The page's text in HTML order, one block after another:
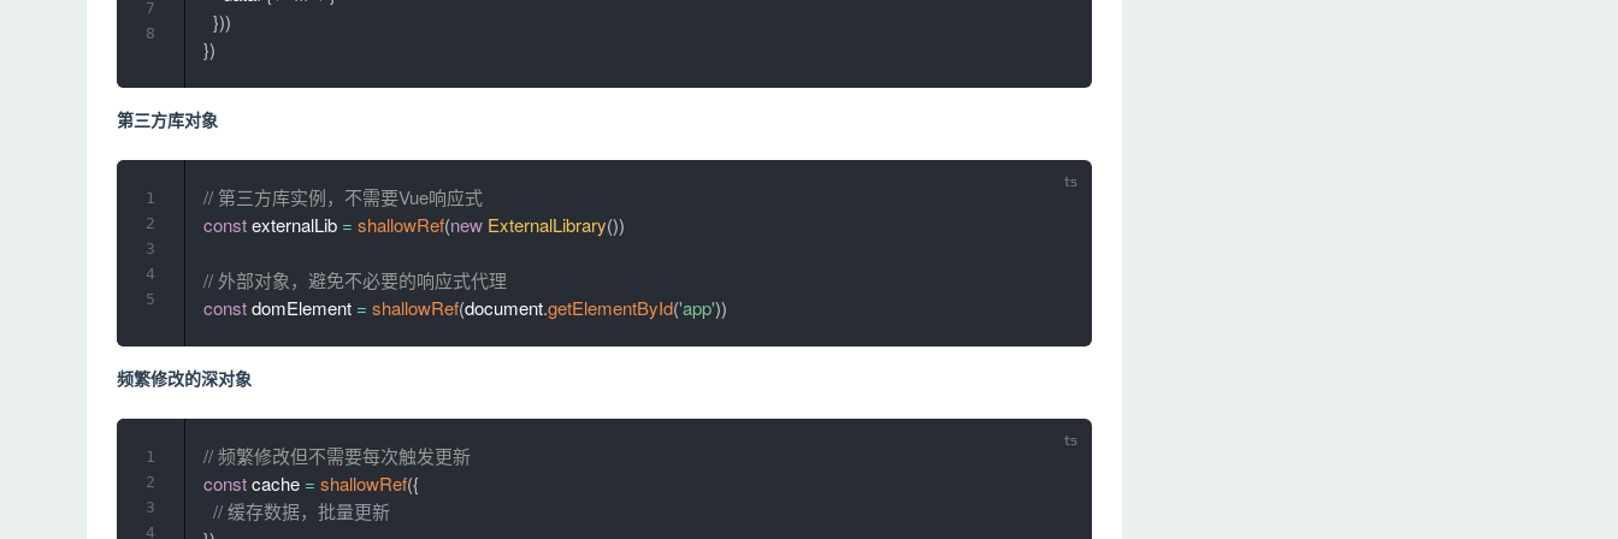
}))
})
7
8
第三方库对象
// 第三方库实例，不需要Vue响应式
const externalLib = shallowRef(new ExternalLibrary())
// 外部对象，避免不必要的响应式代理
const domElement = shallowRef(document.getElementById('app'))
1
2
3
4
5
频繁修改的深对象
// 频繁修改但不需要每次触发更新
const cache = shallowRef({
// 缓存数据，批量更新
1
2
3
4